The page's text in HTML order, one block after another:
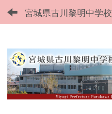
宮城県古川黎明中学校